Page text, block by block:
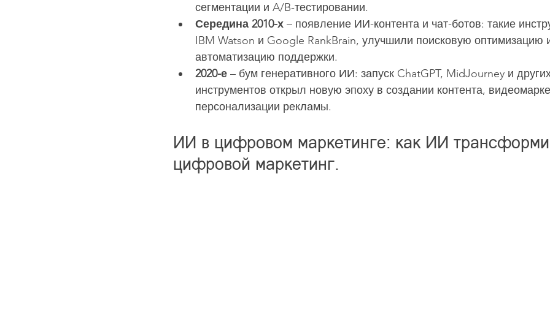
сегментации и A/B-тестировании.
Середина 2010-х – появление ИИ-контента и чат-ботов: такие
IBM Watson и Google RankBrain, улучшили поисковую оптимизацию
автоматизацию поддержки.
2020-е – бум генеративного ИИ: запуск ChatGPT, MidJourney и
инструментов открыл новую эпоху в создании контента,
персонализации рекламы.
ИИ в цифровом маркетинге: как ИИ
цифровой маркетинг.